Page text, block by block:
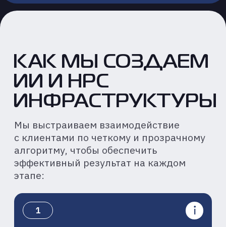
ЧЛЕНСТВО
В КЛЮЧЕВЫХ
АССОЦИАЦИЯХ
НАДЕЖНОСТЬ
И ПРИЗНАНИЕ
Имеем полный комплект
лицензий и допуск к работе
с критически важными системами.
подтверждено наградами
в проектах ЦИПР и Global CIO